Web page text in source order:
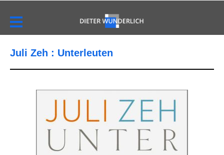
Juli Zeh : Unterleuten